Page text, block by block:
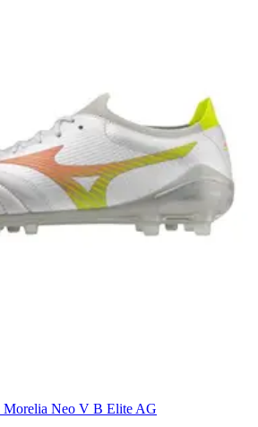
Morelia Neo V B Elite AG